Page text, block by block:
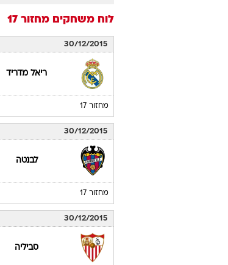
לוח משחקים מחזור 17
30/12/2015
ריאל מדריד
מחזור 17
30/12/2015
לבנטה
מחזור 17
30/12/2015
סביליה